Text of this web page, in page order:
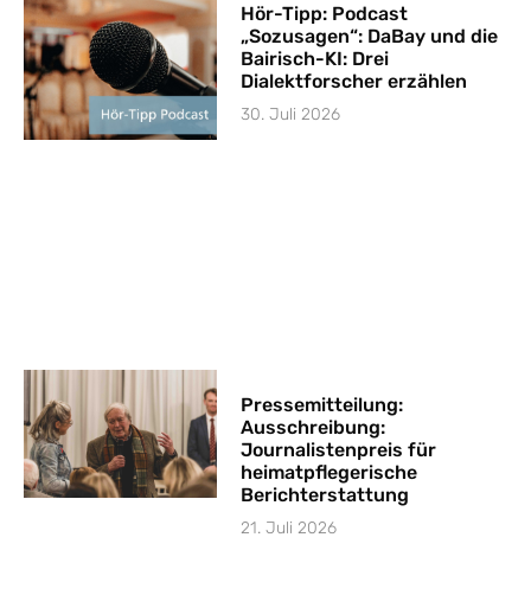
Hör-Tipp: Podcast
„Sozusagen“: DaBay und die
Bairisch-KI: Drei
Dialektforscher erzählen
30. Juli 2026
Pressemitteilung:
Ausschreibung:
Journalistenpreis für
heimatpflegerische
Berichterstattung
21. Juli 2026